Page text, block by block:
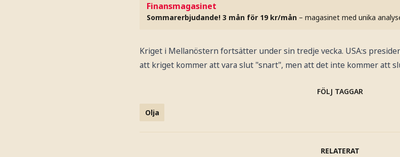
Finansmagasinet
Sommarerbjudande! 3 mån för 19 kr/mån – magasinet med unika
Kriget i Mellanöstern fortsätter under sin tredje vecka. USA:s
att kriget kommer att vara slut "snart", men att det inte kommer att
FÖLJ TAGGAR
Olja
RELATERAT